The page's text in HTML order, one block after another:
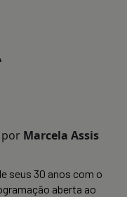
por Marcela Assis
seus 30 anos com o
aberta ao